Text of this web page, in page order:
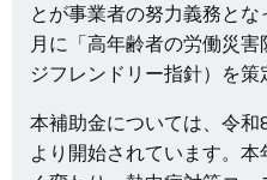
とが事業者の努力義務と
月に「高年齢者の労働災
ジフレンドリー指針）を策
本補助金については、令
より開始されています。